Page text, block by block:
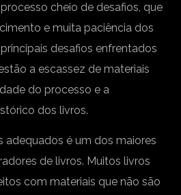
cheio de desafios, que
e muita paciência dos
desafios enfrentados
a escassez de materiais
do processo e a
dos livros.
adequados é um dos maiores
de livros. Muitos livros
com materiais que não são